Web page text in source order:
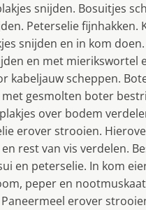
snijden. Bosuitjes
Peterselie fijnhakken.
snijden en in kom
en met mierikswortel
kabeljauw scheppen.
gesmolten boter
over bodem
erover strooien.
rest van vis verdelen.
en peterselie. In kom
peper en
erover